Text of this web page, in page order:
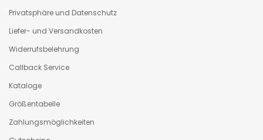
Privatsphäre und Datenschutz
Liefer- und Versandkosten
Widerrufsbelehrung
Callback Service
Kataloge
Größentabelle
Zahlungsmöglichkeiten